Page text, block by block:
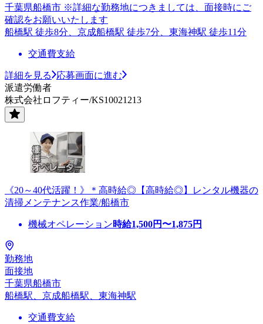
千葉県船橋市 ※詳細な勤務地につきましては、面接時にご
確認をお願いいたします
船橋駅 徒歩8分、京成船橋駅 徒歩7分、東海神駅 徒歩11分
交通費支給
詳細を見る
応募画面に進む
派遣労働者
株式会社ロフティー/KS10021213
《20～40代活躍！》＊高時給◎【高時給◎】レンタル機器の
清掃メンテナンス作業/船橋市
機械オペレーション時給1,500円〜1,875円
勤務地
面接地
千葉県船橋市
船橋駅、京成船橋駅、東海神駅
交通費支給